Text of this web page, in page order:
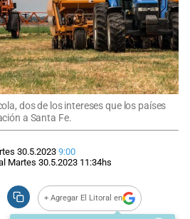
dos de los intereses que los países
a Santa Fe.
30.5.2023 9:00
Martes 30.5.2023 11:34hs
+ Agregar El Litoral en